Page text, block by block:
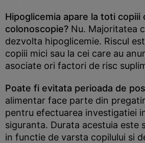
Hipoglicemia apare la toti copiii
colonoscopie? Nu. Majoritatea
dezvolta hipoglicemie. Riscul
copiii mici sau la cei care au
asociate ori factori de risc
Poate fi evitata perioada de
alimentar face parte din
pentru efectuarea investigatiei
siguranta. Durata acestuia este
in functie de varsta copilului si